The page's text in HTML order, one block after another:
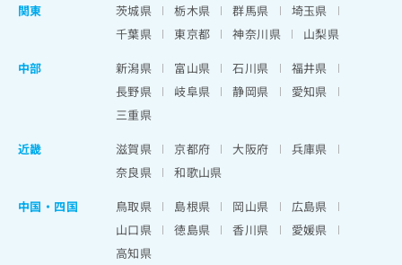
関東
茨城県 栃木県 群馬県
埼玉県
千葉県
東京都 神奈川県
山梨県
中部
新潟県 富山県 石川県
福井県
長野県
岐阜県 静岡県
愛知県
三重県
近畿
滋賀県 京都府 大阪府
兵庫県
奈良県
和歌山県
中国・四国
鳥取県 島根県 岡山県
広島県
山口県
徳島県 香川県
愛媛県
高知県